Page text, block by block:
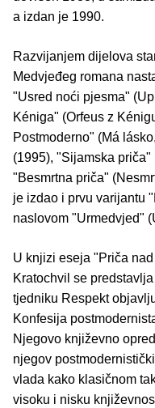
a izdan je 1990.
Razvijanjem dijelova
Medvjeđeg romana
"Usred noći pjesma"
Kéniga" (Orfeus z
Postmoderno" (Má
(1995), "Sijamska
"Besmrtna priča"
je izdao i prvu varijantu
naslovom "Urmedvjed"
U knjizi eseja "Priča
Kratochvil se
tjedniku Respekt
Konfesija
Njegovo književno
njegov
vlada kako klasičnom
visoku i nisku